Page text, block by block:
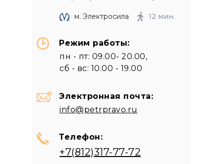
пн - пт: 09.00- 20.00,
сб - вс: 10.00 - 19.00
Режим работы:
+7(812)317-77-72
Телефон:
info@petrpravo.ru
Электронная почта:
12 мин.
м. Электросила